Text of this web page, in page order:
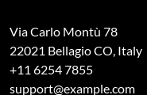
Via Carlo Montù 78
22021 Bellagio CO, Italy
+11 6254 7855
support@example.com